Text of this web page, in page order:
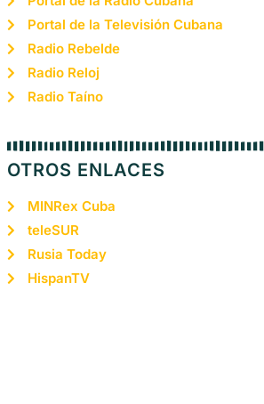
Portal de la Televisión Cubana
Radio Rebelde
Radio Reloj
Radio Taíno
OTROS ENLACES
MINRex Cuba
teleSUR
Rusia Today
HispanTV